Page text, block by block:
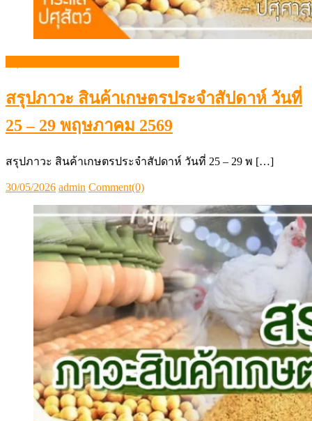
สรุปภาวะ สินค้าเกษตรประจำสัปดาห์ วันที่ 25 – 29 พ […]
Posted
on
30/05/2026Author
admin Comment(0)
สรุปภาวะสินค้าเกษตรประจำสัปดาห์